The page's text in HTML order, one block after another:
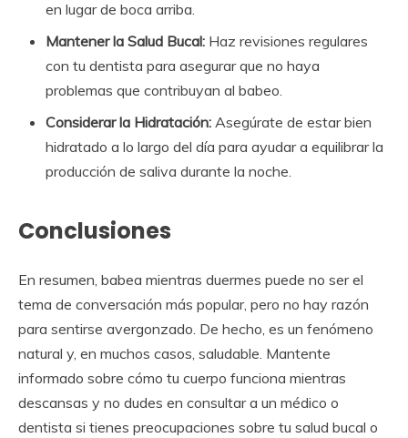
en lugar de boca arriba.
Mantener la Salud Bucal: Haz revisiones regulares
con tu dentista para asegurar que no haya
problemas que contribuyan al babeo.
Considerar la Hidratación: Asegúrate de estar bien
hidratado a lo largo del día para ayudar a equilibrar la
producción de saliva durante la noche.
Conclusiones
En resumen, babea mientras duermes puede no ser el
tema de conversación más popular, pero no hay razón
para sentirse avergonzado. De hecho, es un fenómeno
natural y, en muchos casos, saludable. Mantente
informado sobre cómo tu cuerpo funciona mientras
descansas y no dudes en consultar a un médico o
dentista si tienes preocupaciones sobre tu salud bucal o